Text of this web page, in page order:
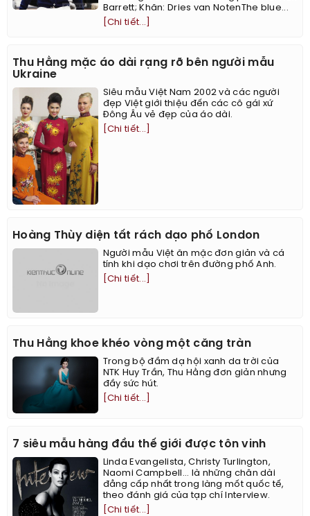
Barrett; Khăn: Dries van NotenThe blue...
[Chi tiết...]
Thu Hằng mặc áo dài rạng rỡ bên người mẫu
Ukraine
Siêu mẫu Việt Nam 2002 và các người
đẹp Việt giới thiệu đến các cô gái xứ
Đông Âu vẻ đẹp của áo dài.
[Chi tiết...]
Hoàng Thùy diện tất rách dạo phố London
Người mẫu Việt ăn mặc đơn giản và cá
tính khi dạo chơi trên đường phố Anh.
[Chi tiết...]
Thu Hằng khoe khéo vòng một căng tràn
Trong bộ đầm dạ hội xanh da trời của
NTK Huy Trần, Thu Hằng đơn giản nhưng
đầy sức hút.
[Chi tiết...]
7 siêu mẫu hàng đầu thế giới được tôn vinh
Linda Evangelista, Christy Turlington,
Naomi Campbell... là những chân dài
đẳng cấp nhất trong làng mốt quốc tế,
theo đánh giá của tạp chí Interview.
[Chi tiết...]